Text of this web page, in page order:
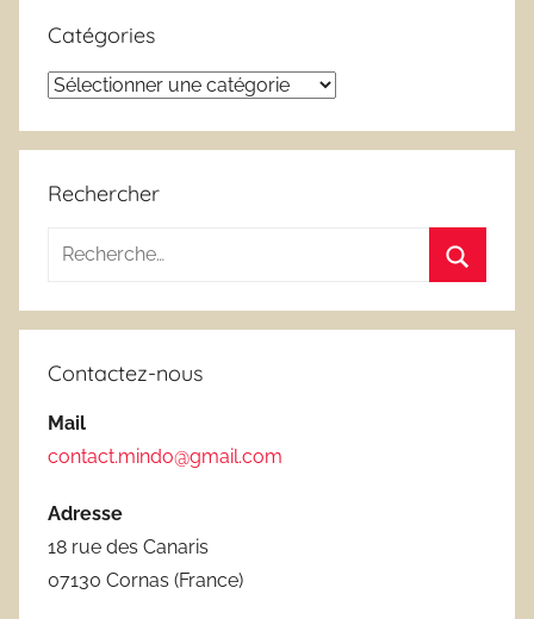
Catégories
Catégories
Rechercher
Recherche
:
Contactez-nous
Mail
contact.mindo@gmail.com
Adresse
18 rue des Canaris
07130 Cornas (France)